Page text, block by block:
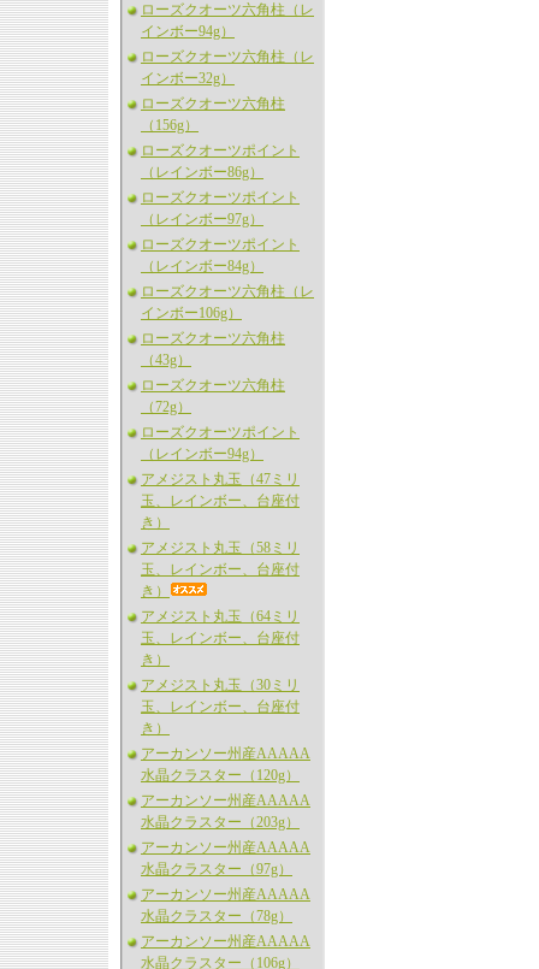
ローズクオーツ六角柱（レ
インボー94g）
ローズクオーツ六角柱（レ
インボー32g）
ローズクオーツ六角柱
（156g）
ローズクオーツポイント
（レインボー86g）
ローズクオーツポイント
（レインボー97g）
ローズクオーツポイント
（レインボー84g）
ローズクオーツ六角柱（レ
インボー106g）
ローズクオーツ六角柱
（43g）
ローズクオーツ六角柱
（72g）
ローズクオーツポイント
（レインボー94g）
アメジスト丸玉（47ミリ
玉、レインボー、台座付
き）
アメジスト丸玉（58ミリ
玉、レインボー、台座付
き）
アメジスト丸玉（64ミリ
玉、レインボー、台座付
き）
アメジスト丸玉（30ミリ
玉、レインボー、台座付
き）
アーカンソー州産AAAAA
水晶クラスター（120g）
アーカンソー州産AAAAA
水晶クラスター（203g）
アーカンソー州産AAAAA
水晶クラスター（97g）
アーカンソー州産AAAAA
水晶クラスター（78g）
アーカンソー州産AAAAA
水晶クラスター（106g）